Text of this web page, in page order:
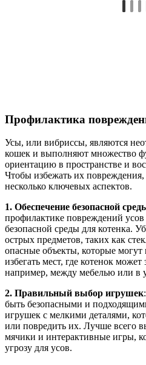
Профилактика
Усы, или вибриссы, являются
кошек и выполняют множество
ориентацию в пространстве и
Чтобы избежать их повреждения,
несколько ключевых аспектов.
1. Обеспечение безопасной
профилактике повреждений усов
безопасной среды для котенка.
острых предметов, таких как
опасные объекты, которые
избегать мест, где котенок
например, между мебелью или в
2. Правильный выбор игрушек
быть безопасными и
игрушек с мелкими деталями,
или повредить их. Лучше всего
мячики и интерактивные игры,
угрозу для усов.